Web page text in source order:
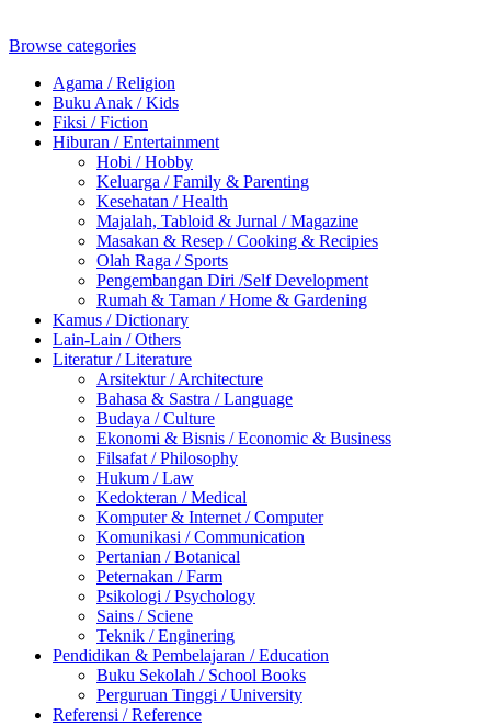
Browse categories
Agama / Religion
Buku Anak / Kids
Fiksi / Fiction
Hiburan / Entertainment
Hobi / Hobby
Keluarga / Family & Parenting
Kesehatan / Health
Majalah, Tabloid & Jurnal / Magazine
Masakan & Resep / Cooking & Recipies
Olah Raga / Sports
Pengembangan Diri /Self Development
Rumah & Taman / Home & Gardening
Kamus / Dictionary
Lain-Lain / Others
Literatur / Literature
Arsitektur / Architecture
Bahasa & Sastra / Language
Budaya / Culture
Ekonomi & Bisnis / Economic & Business
Filsafat / Philosophy
Hukum / Law
Kedokteran / Medical
Komputer & Internet / Computer
Komunikasi / Communication
Pertanian / Botanical
Peternakan / Farm
Psikologi / Psychology
Sains / Sciene
Teknik / Enginering
Pendidikan & Pembelajaran / Education
Buku Sekolah / School Books
Perguruan Tinggi / University
Referensi / Reference